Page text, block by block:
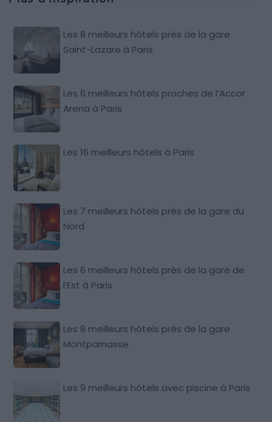
Les 8 meilleurs hôtels près de la gare
Saint-Lazare à Paris
Les 6 meilleurs hôtels proches de l’Accor
Arena à Paris
Les 16 meilleurs hôtels à Paris
Les 7 meilleurs hôtels près de la gare du
Nord
Les 6 meilleurs hôtels près de la gare de
l’Est à Paris
Les 8 meilleurs hôtels près de la gare
Montparnasse
Les 9 meilleurs hôtels avec piscine à Paris